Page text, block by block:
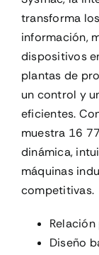
transforma
información,
dispositivos
plantas de
un control y
eficientes.
muestra 16
dinámica,
máquinas
competitivas.
Diseño